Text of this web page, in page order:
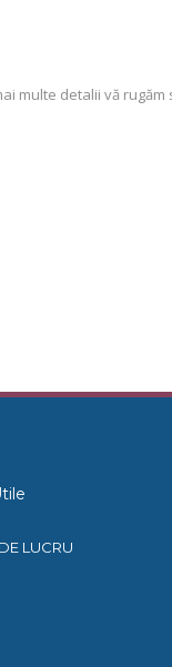
multe detalii vă
LUCRU